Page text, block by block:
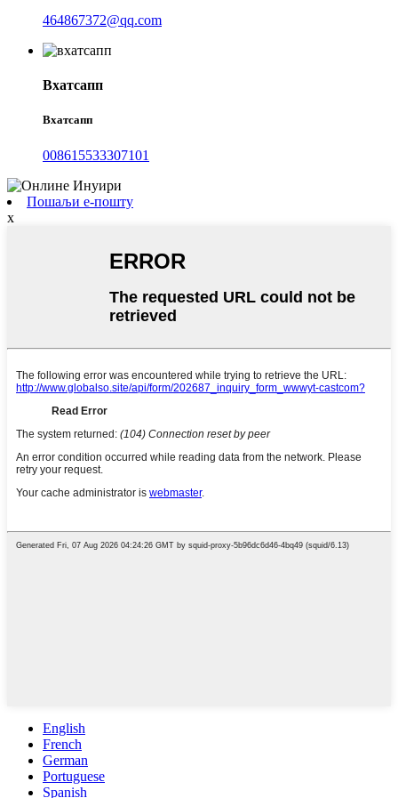
464867372@qq.com
Вхатсапп
Вхатсапп
008615533307101
Пошаљи е-пошту
x
English
French
German
Portuguese
Spanish